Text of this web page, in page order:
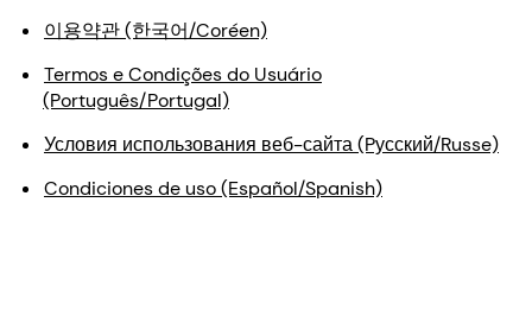
이용약관 (한국어/Coréen)
Termos e Condições do Usuário
(Português/Portugal)
Условия использования веб-сайта (Pусский/Russe)
Condiciones de uso (Español/Spanish)